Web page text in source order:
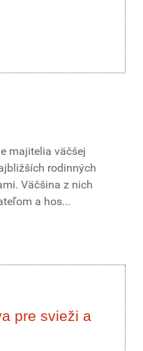
majitelia väčšej
rodinných
Väčšina z nich
a hos...
pre svieži a